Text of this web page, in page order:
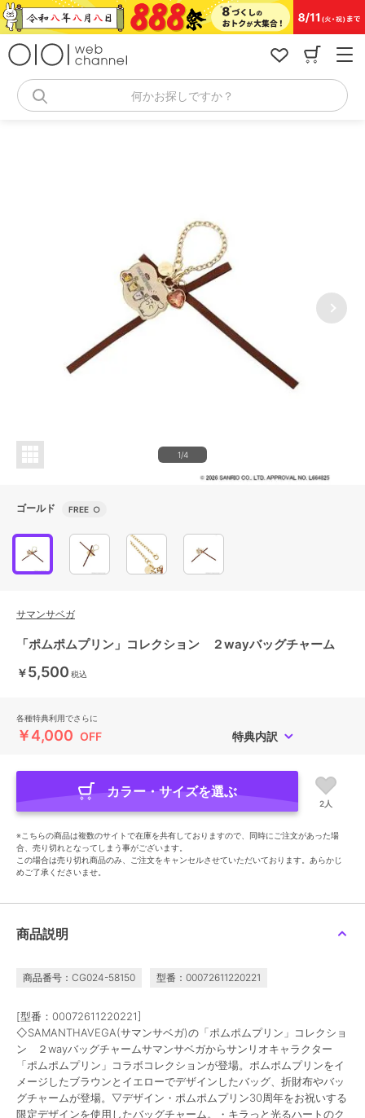
コ
ン
何かお探しですか？
1/4
ゴールド FREE ○
サマンサベガ
「ポムポムプリン」コレクション ２wayバッグチャーム
￥5,500 税込
各種特典利用でさらに
￥4,000 OFF 特典内訳
カラー・サイズを選ぶ
2人
※こちらの商品は複数のサイトで在庫を共有しておりますので、同時にご注文があった場
合、売り切れとなってしまう事がございます。
この場合は売り切れ商品のみ、ご注文をキャンセルさせていただいております。あらかじ
めご了承くださいませ。
商品説明
商品番号：CG024-58150 型番：00072611220221
[型番：00072611220221]
◇SAMANTHAVEGA(サマンサベガ)の「ポムポムプリン」コレクショ
ン ２wayバッグチャームサマンサベガからサンリオキャラクター
「ポムポムプリン」コラボコレクションが登場。ポムポムプリンをイ
メージしたブラウンとイエローでデザインしたバッグ、折財布やバッ
グチャームが登場。▽デザイン・ポムポムプリン30周年をお祝いする
限定デザインを使用したバッグチャーム。・キラっと光るハートのク